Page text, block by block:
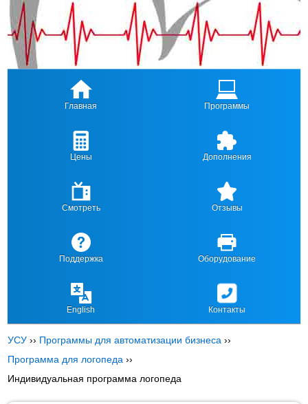
Главная Программы
Цены Дополнения
Смотреть Отзывы
Поддержка Оборудование
English Контакты
УСУ ›› Программы для автоматизации бизнеса ››
Программа для логопеда ››
Индивидуальная программа логопеда